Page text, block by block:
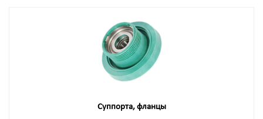
Суппорта, фланцы